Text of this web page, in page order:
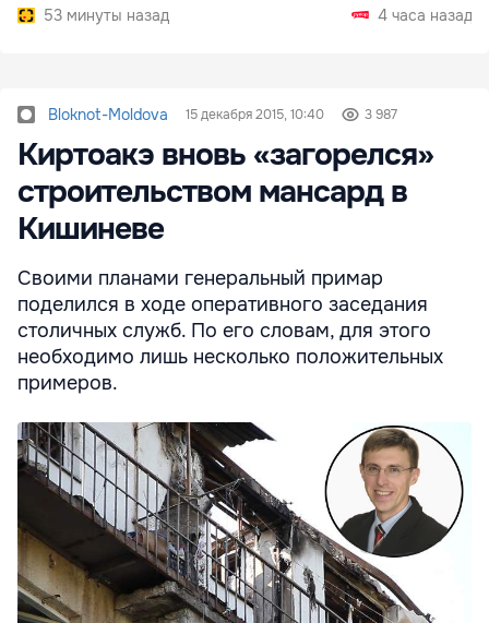
53 минуты назад
4 часа назад
Bloknot-Moldova 15 декабря 2015, 10:40 3 987
Киртоакэ вновь «загорелся»
строительством мансард в
Кишиневе
Своими планами генеральный примар
поделился в ходе оперативного заседания
столичных служб. По его словам, для этого
необходимо лишь несколько положительных
примеров.